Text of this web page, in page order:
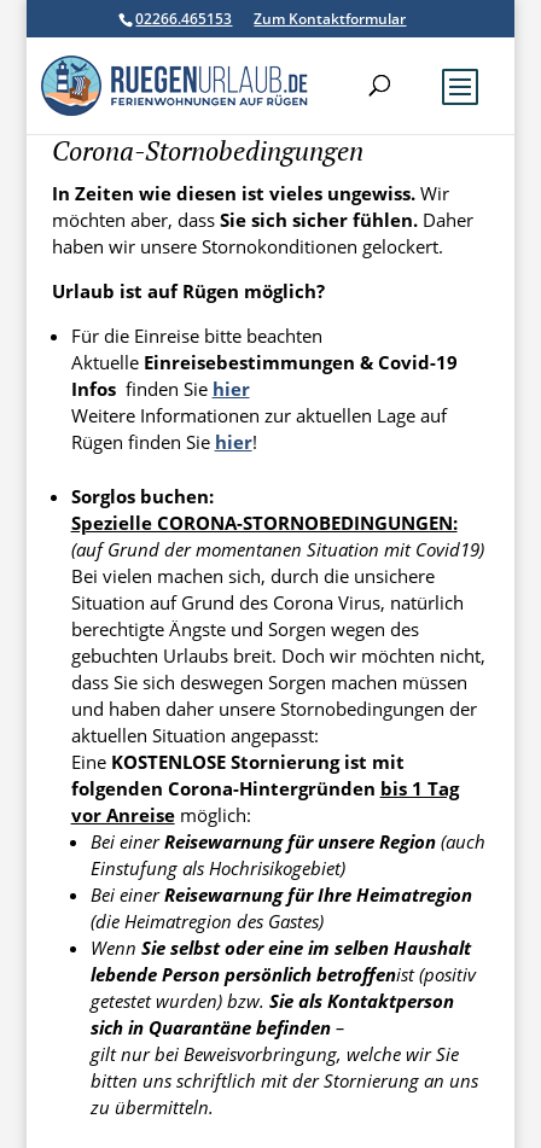
02266.465153 Zum Kontaktformular
Corona-Stornobedingungen
In Zeiten wie diesen ist vieles ungewiss.Wir
möchten aber, dass Sie sich sicher fühlen.Daher
haben wir unsere Stornokonditionen gelockert.
Urlaub ist auf Rügen möglich?
Für die Einreise bitte beachten
Aktuelle Einreisebestimmungen & Covid-19
Infosfinden Sie hier
Weitere Informationen zur aktuellen Lage auf
Rügen finden Sie hier!
Sorglos buchen:
Spezielle CORONA-STORNOBEDINGUNGEN:
(auf Grund der momentanen Situation mit Covid19)
Bei vielen machen sich, durch die unsichere
Situation auf Grund des Corona Virus, natürlich
berechtigte Ängste und Sorgen wegen des
gebuchten Urlaubs breit. Doch wir möchten nicht,
dass Sie sich deswegen Sorgen machen müssen
und haben daher unsere Stornobedingungen der
aktuellen Situation angepasst:
Eine KOSTENLOSE Stornierung ist mit
folgenden Corona-Hintergründen bis 1 Tag
vor Anreisemöglich:
Bei einerReisewarnung für unsere Region (auch
Einstufung als Hochrisikogebiet)
Bei einerReisewarnung für Ihre Heimatregion
(die Heimatregion des Gastes)
Wenn Sie selbst oder eine im selben Haushalt
lebende Person persönlich betroffenist (positiv
getestet wurden) bzw. Sie als Kontaktperson
sich in Quarantäne befinden–
gilt nur bei Beweisvorbringung, welche wir Sie
bitten uns schriftlich mit der Stornierung an uns
zu übermitteln.